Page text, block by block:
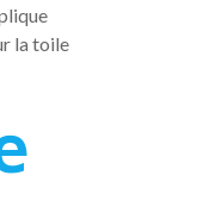
la toile